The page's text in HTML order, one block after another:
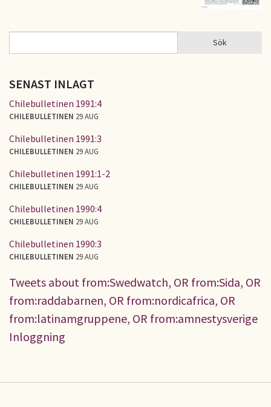
SÖKFORMULÄR Sök
SENAST INLAGT
Chilebulletinen 1991:4
CHILEBULLETINEN 29 AUG
Chilebulletinen 1991:3
CHILEBULLETINEN 29 AUG
Chilebulletinen 1991:1-2
CHILEBULLETINEN 29 AUG
Chilebulletinen 1990:4
CHILEBULLETINEN 29 AUG
Chilebulletinen 1990:3
CHILEBULLETINEN 29 AUG
Tweets about from:Swedwatch, OR from:Sida, OR
from:raddabarnen, OR from:nordicafrica, OR
from:latinamgruppene, OR from:amnestysverige
Inloggning